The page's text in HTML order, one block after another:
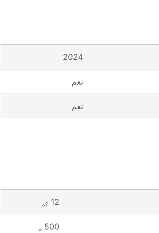
2024
نعم
نعم
12 كم
500 م